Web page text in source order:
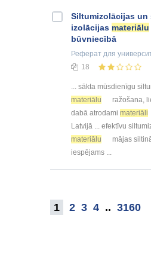
Siltumizolācijas un
izolācijas materiālu
būvniecībā
Реферат для
18
... sākta mūsdienīgu
materiālu
ražošana,
dabā atrodami materiāli
Latvijā ... efektīvu
materiālu
mājas
iespējams ...
1 2 3 4 .. 3160